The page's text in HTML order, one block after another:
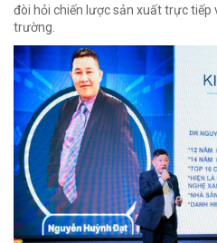
đòi hỏi chiến lược sản xuất trực tiếp
trường.